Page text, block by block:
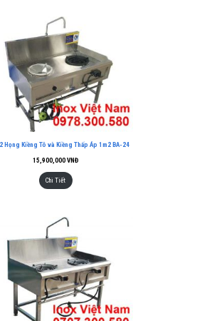
2 Họng Kiềng Tô và Kiềng Thấp Áp 1m2 BA-24
15,900,000VNĐ
Chi Tiết